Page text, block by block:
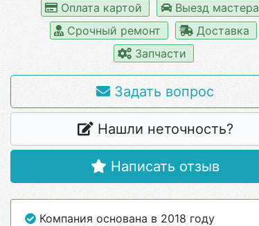
Оплата картой
Выезд мастера
Срочный ремонт
Доставка
Запчасти
Задать вопрос
Нашли неточность?
Написать отзыв
Компания основана в 2018 году